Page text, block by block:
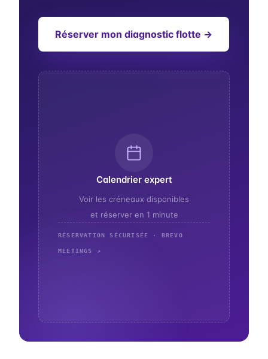
Réserver mon diagnostic flotte →
Calendrier expert
Voir les créneaux disponibles
et réserver en 1 minute
RÉSERVATION SÉCURISÉE · BREVO
MEETINGS ↗